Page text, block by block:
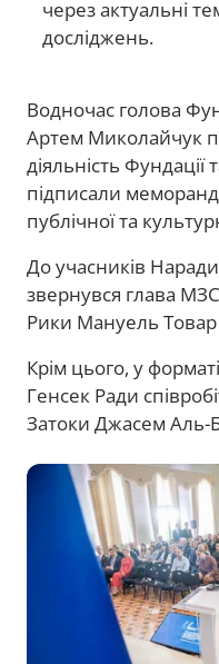
через актуальні
досліджень.
Водночас голова
Артем Миколайчук
діяльність Фундації
підписали
публічної та
До учасників
звернувся глава
Рики Мануель Товар
Крім цього, у
Генсек Ради
Затоки Джасем Аль-